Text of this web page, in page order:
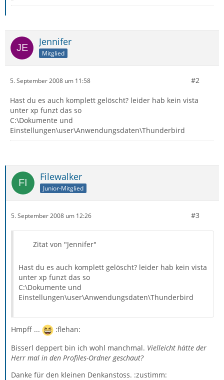
Jennifer
Mitglied
5. September 2008 um 11:58 #2
Hast du es auch komplett gelöscht? leider hab kein vista
unter xp funzt das so
C:\Dokumente und
Einstellungen\user\Anwendungsdaten\Thunderbird
Filewalker
Junior-Mitglied
5. September 2008 um 12:26 #3
Zitat von "Jennifer"
Hast du es auch komplett gelöscht? leider hab kein vista
unter xp funzt das so
C:\Dokumente und
Einstellungen\user\Anwendungsdaten\Thunderbird
Hmpff ...
:flehan:
Bisserl deppert bin ich wohl manchmal. Vielleicht hätte der
Herr mal in den Profiles-Ordner geschaut?
Danke für den kleinen Denkanstoss. :zustimm: